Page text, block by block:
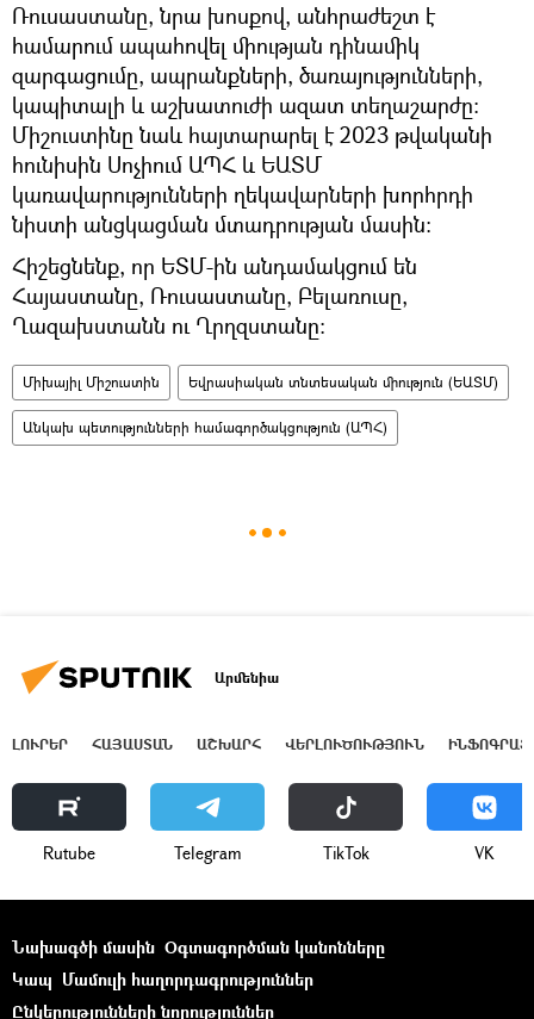
Ռուսաստանը, նրա խոսքով, անհրաժեշտ է
համարում ապահովել միության դինամիկ
զարգացումը, ապրանքների, ծառայությունների,
կապիտալի և աշխատուժի ազատ տեղաշարժը։
Միշուստինը նաև հայտարարել է 2023 թվականի
հունիսին Սոչիում ԱՊՀ և ԵԱՏՄ
կառավարությունների ղեկավարների խորհրդի
նիստի անցկացման մտադրության մասին։
Հիշեցնենք, որ ԵՏՄ-ին անդամակցում են
Հայաստանը, Ռուսաստանը, Բելառուսը,
Ղազախստանն ու Ղրղզստանը։
Միխայիլ Միշուստին Եվրասիական տնտեսական միություն (ԵԱՏՄ)
Անկախ պետությունների համագործակցություն (ԱՊՀ)
Արմենիա
ԼՈՒՐԵՐ ՀԱՅԱՍՏԱՆ ԱՇԽԱՐՀ ՎԵՐԼՈՒԾՈՒԹՅՈՒՆ
Rutube Telegram ТikТоk VK
Նախագծի մասին Օգտագործման կանոնները
Կապ Մամուլի հաղորդագրություններ
Ընկերությունների նորություններ